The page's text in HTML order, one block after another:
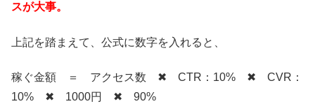
スが大事。
上記を踏まえて、公式に数字を入れると、
稼ぐ金額 ＝ アクセス数 ✖ CTR：10% ✖ CVR：
10% ✖ 1000円 ✖ 90%